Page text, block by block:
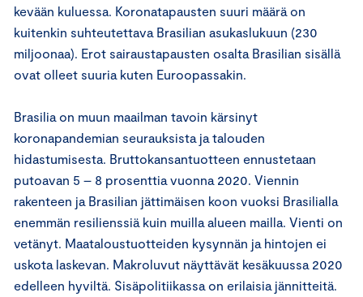
kevään kuluessa. Koronatapausten suuri määrä on
kuitenkin suhteutettava Brasilian asukaslukuun (230
miljoonaa). Erot sairaustapausten osalta Brasilian sisällä
ovat olleet suuria kuten Euroopassakin.
Brasilia on muun maailman tavoin kärsinyt
koronapandemian seurauksista ja talouden
hidastumisesta. Bruttokansantuotteen ennustetaan
putoavan 5 – 8 prosenttia vuonna 2020. Viennin
rakenteen ja Brasilian jättimäisen koon vuoksi Brasilialla
enemmän resilienssiä kuin muilla alueen mailla. Vienti on
vetänyt. Maataloustuotteiden kysynnän ja hintojen ei
uskota laskevan. Makroluvut näyttävät kesäkuussa 2020
edelleen hyviltä. Sisäpolitiikassa on erilaisia jännitteitä.